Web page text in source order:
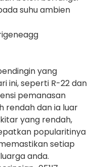
suhu ambien
yang
ini, seperti R-22 dan
pemanasan
rendah dan ia luar
yang rendah,
popularitinya
setiap
anda.